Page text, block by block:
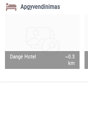
Apgyvendinimas
Dangė Hotel
~0.3
km